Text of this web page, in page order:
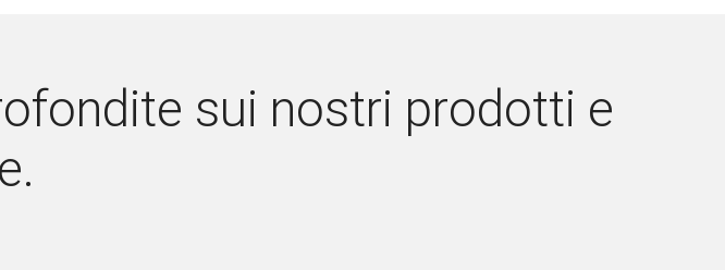
sui nostri prodotti e